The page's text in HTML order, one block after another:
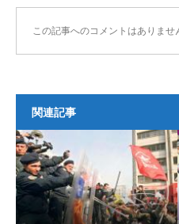
この記事へのコメントはありませ
関連記事